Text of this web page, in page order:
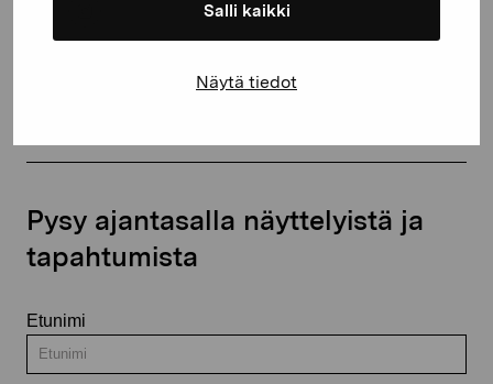
Salli kaikki
Näytä tiedot
Pysy ajantasalla näyttelyistä ja
tapahtumista
Etunimi